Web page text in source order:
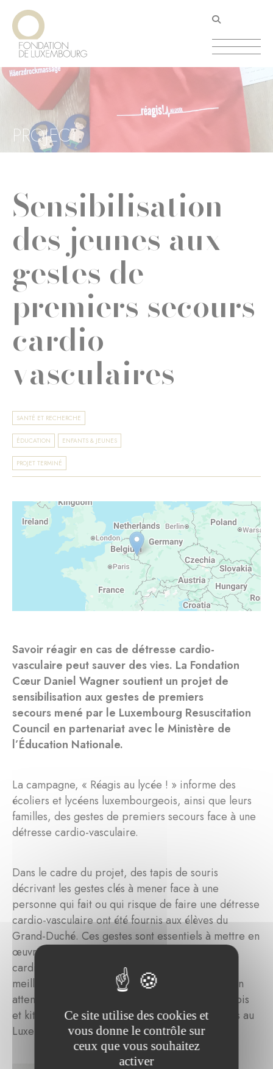
Aller
contenu
principal
PROJECT
Sensibilisation
des jeunes aux
gestes de
premiers secours
cardio-
vasculaires
SANTÉ ET RECHERCHE
ÉDUCATION ENFANTS & JEUNES
PROJET TERMINÉ
Savoir réagir en cas de détresse cardio-
vasculaire peut sauver des vies. La Fondation
Cœur Daniel Wagner soutient un projet de
sensibilisation aux gestes de premiers
secours mené par le Luxembourg Resuscitation
Council en partenariat avec le Ministère de
l’Éducation Nationale.
La campagne, « Réagis au lycée ! » informe des
écoliers et lycéens luxembourgeois, ainsi que leurs
familles, des gestes de premiers secours face à une
détresse cardio-vasculaire.
Dans le cadre du projet, des tapis de souris
décrivant les gestes clés à mener face à une
personne qui fait ou qui risque de faire une détresse
cardio-vasculaire ont été fournis aux élèves du
Grand-Duché. Ces gestes sont essentiels à mettre en
œuvre lors d'une détresse
cardiovasculaire et prendre en charge dans les
meilleures conditions une personne souffrante en
attendant l’arrivée des secours. Plus de 5000 tapis
et kits seront distribués aux enfants et adolesents au
Luxembourg.
Panneau de gestion des cookies
Ce site utilise des cookies et
vous donne le contrôle sur
ceux que vous souhaitez
activer